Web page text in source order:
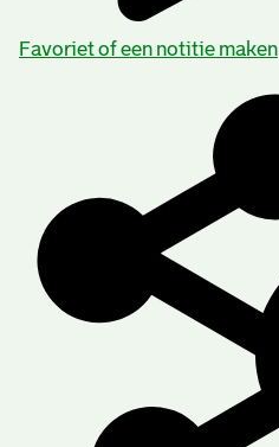
Favoriet of een notitie maken